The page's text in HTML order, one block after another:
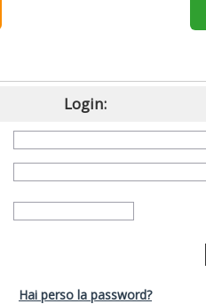
Login:
Hai perso la password?